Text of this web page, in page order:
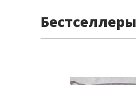
Бестселлеры